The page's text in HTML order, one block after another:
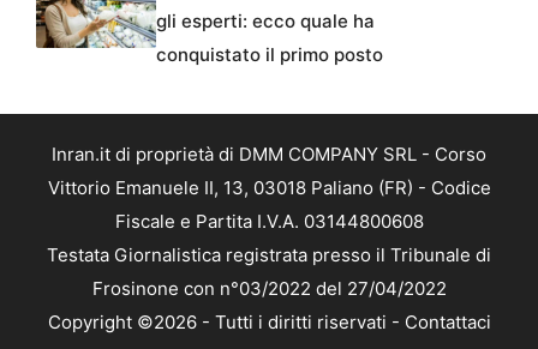
gli esperti: ecco quale ha
conquistato il primo posto
Inran.it di proprietà di DMM COMPANY SRL - Corso
Vittorio Emanuele II, 13, 03018 Paliano (FR) - Codice
Fiscale e Partita I.V.A. 03144800608
Testata Giornalistica registrata presso il Tribunale di
Frosinone con n°03/2022 del 27/04/2022
Copyright ©2026 - Tutti i diritti riservati - Contattaci